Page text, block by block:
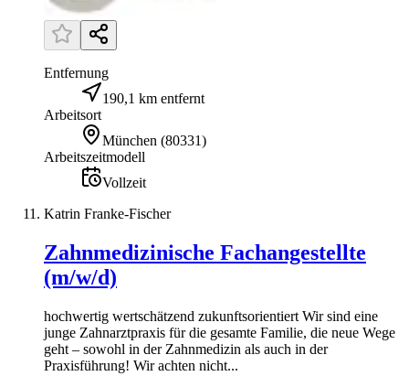
Entfernung
190,1 km entfernt
Arbeitsort
München (80331)
Arbeitszeitmodell
Vollzeit
Katrin Franke-Fischer
Zahnmedizinische Fachangestellte
(m/w/d)
hochwertig wertschätzend zukunftsorientiert Wir sind eine
junge Zahnarztpraxis für die gesamte Familie, die neue Wege
geht – sowohl in der Zahnmedizin als auch in der
Praxisführung! Wir achten nicht...